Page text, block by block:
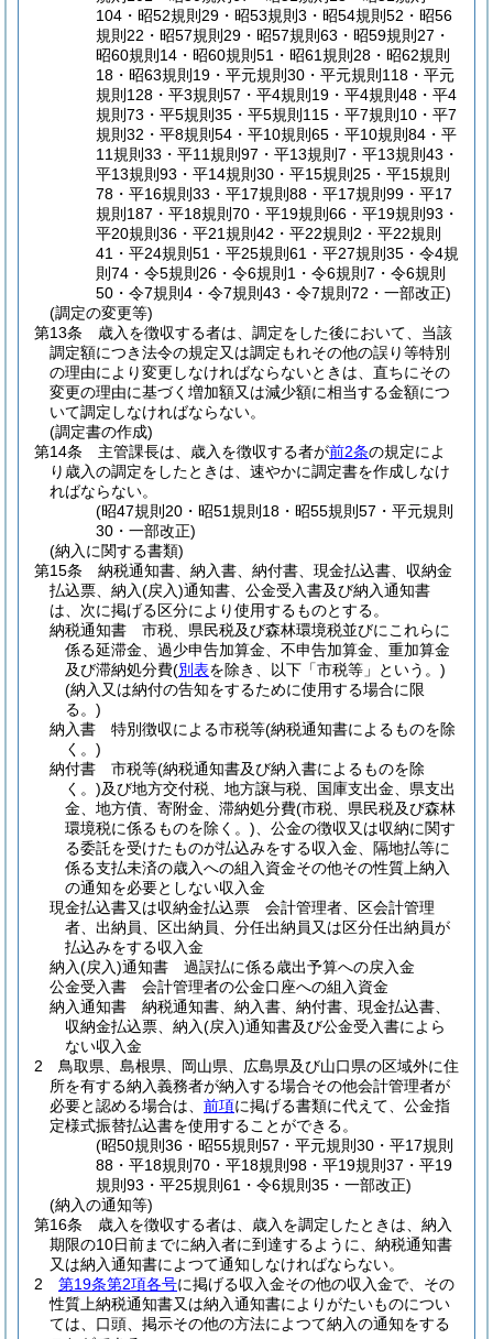
104・昭52規則29・昭53規則3・昭54規則52・昭56
規則22・昭57規則29・昭57規則63・昭59規則27・
昭60規則14・昭60規則51・昭61規則28・昭62規則
18・昭63規則19・平元規則30・平元規則118・平元
規則128・平3規則57・平4規則19・平4規則48・平4
規則73・平5規則35・平5規則115・平7規則10・平7
規則32・平8規則54・平10規則65・平10規則84・平
11規則33・平11規則97・平13規則7・平13規則43・
平13規則93・平14規則30・平15規則25・平15規則
78・平16規則33・平17規則88・平17規則99・平17
規則187・平18規則70・平19規則66・平19規則93・
平20規則36・平21規則42・平22規則2・平22規則
41・平24規則51・平25規則61・平27規則35・令4規
則74・令5規則26・令6規則1・令6規則7・令6規則
50・令7規則4・令7規則43・令7規則72・一部改正)
(調定の変更等)
第13条
歳入を徴収する者は、調定をした後において、当該
調定額につき法令の規定又は調定もれその他の誤り等特別
の理由により変更しなければならないときは、直ちにその
変更の理由に基づく増加額又は減少額に相当する金額につ
いて調定しなければならない。
(調定書の作成)
第14条
主管課長は、歳入を徴収する者が前2条の規定によ
り歳入の調定をしたときは、速やかに調定書を作成しなけ
ればならない。
(昭47規則20・昭51規則18・昭55規則57・平元規則
30・一部改正)
(納入に関する書類)
第15条
納税通知書、納入書、納付書、現金払込書、収納金
払込票、納入(戻入)通知書、公金受入書及び納入通知書
は、次に掲げる区分により使用するものとする。
納税通知書 市税、県民税及び森林環境税並びにこれらに
係る延滞金、過少申告加算金、不申告加算金、重加算金
及び滞納処分費(別表を除き、以下「市税等」という。)
(納入又は納付の告知をするために使用する場合に限
る。)
納入書 特別徴収による市税等(納税通知書によるものを除
く。)
納付書 市税等(納税通知書及び納入書によるものを除
く。)及び地方交付税、地方譲与税、国庫支出金、県支出
金、地方債、寄附金、滞納処分費(市税、県民税及び森林
環境税に係るものを除く。) 、公金の徴収又は収納に関す
る委託を受けたものが払込みをする収入金、隔地払等に
係る支払未済の歳入への組入資金その他その性質上納入
の通知を必要としない収入金
現金払込書又は収納金払込票 会計管理者、区会計管理
者、出納員、区出納員、分任出納員又は区分任出納員が
払込みをする収入金
納入(戻入)通知書 過誤払に係る歳出予算への戻入金
公金受入書 会計管理者の公金口座への組入資金
納入通知書 納税通知書、納入書、納付書、現金払込書、
収納金払込票、納入(戻入)通知書及び公金受入書によら
ない収入金
2
鳥取県、島根県、岡山県、広島県及び山口県の区域外に住
所を有する納入義務者が納入する場合その他会計管理者が
必要と認める場合は、 前項に掲げる書類に代えて、公金指
定様式振替払込書を使用することができる。
(昭50規則36・昭55規則57・平元規則30・平17規則
88・平18規則70・平18規則98・平19規則37・平19
規則93・平25規則61・令6規則35・一部改正)
(納入の通知等)
第16条
歳入を徴収する者は、歳入を調定したときは、納入
期限の10日前までに納入者に到達するように、納税通知書
又は納入通知書によつて通知しなければならない。
2
第19条第2項各号に掲げる収入金その他の収入金で、その
性質上納税通知書又は納入通知書によりがたいものについ
ては、口頭、掲示その他の方法によつて納入の通知をする